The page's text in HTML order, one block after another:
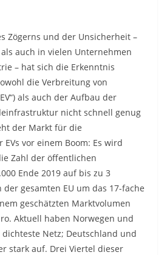
Zögerns und der Unsicherheit –
auch in vielen Unternehmen
– hat sich die Erkenntnis
die Verbreitung von
als auch der Aufbau der
nicht schnell genug
der Markt für die
vor einem Boom: Es wird
Zahl der öffentlichen
Ende 2019 auf bis zu 3
gesamten EU um das 17-fache
geschätzten Marktvolumen
Aktuell haben Norwegen und
Netz; Deutschland und
stark auf. Drei Viertel dieser